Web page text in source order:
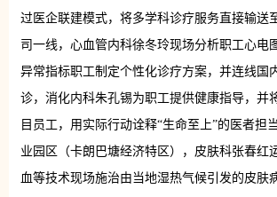
过医企联建模式，将多学科诊疗服务直接输送
司一线，心血管内科徐冬玲现场分析职工心电
异常指标职工制定个性化诊疗方案，并连线国
诊，消化内科朱孔锡为职工提供健康指导，并
目员工，用实际行动诠释“生命至上”的医者担
业园区（卡朗巴塘经济特区），皮肤科张春红
血等技术现场施治由当地湿热气候引发的皮肤